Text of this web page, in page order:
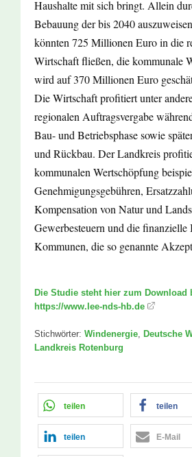
Haushalte mit sich bringt. Allein
Bebauung der bis 2040
könnten 725 Millionen Euro in die
Wirtschaft fließen, die kommunale
wird auf 370 Millionen Euro
Die Wirtschaft profitiert unter
regionalen Auftragsvergabe
Bau- und Betriebsphase sowie
und Rückbau. Der Landkreis
kommunalen Wertschöpfung
Genehmigungsgebühren,
Kompensation von Natur und
Gewerbesteuern und die
Kommunen, die so genannte
Die Studie steht hier zum Download
https://www.lee-nds-hb.de
Stichwörter: Windenergie, Deutsche
Landkreis Rotenburg
teilen teilen
teilen E-Mail